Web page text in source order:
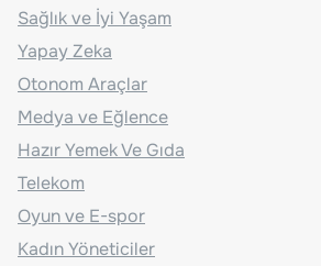
Sağlık ve İyi Yaşam
Yapay Zeka
Otonom Araçlar
Medya ve Eğlence
Hazır Yemek Ve Gıda
Telekom
Oyun ve E-spor
Kadın Yöneticiler